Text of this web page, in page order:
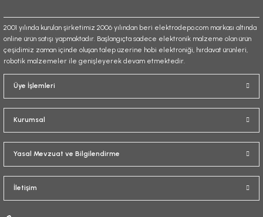
2001 yılında kurulan şirketimiz 2006 yılından beri elektrodepo.com markası altında
online ürün satışı yapmaktadır. Başlangıçta sadece elektronik malzeme olan ürün
çeşidimiz zaman içinde oluşan talep üzerine hobi elektroniği, hırdavat ürünleri,
robotik malzemeler ile genişleyerek devam etmektedir.
Üye İşlemleri
Kurumsal
Yasal Mevzuat ve Bilgilendirme
İletişim